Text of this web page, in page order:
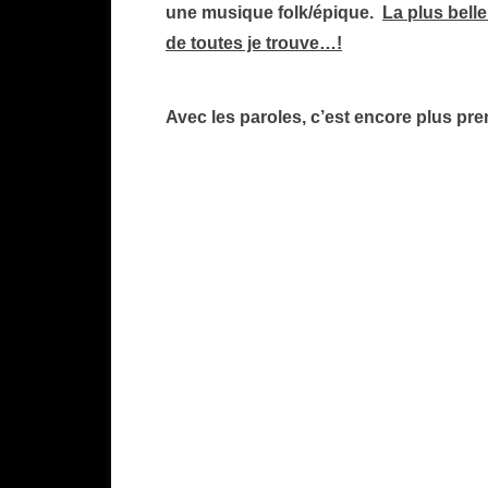
une musique folk/épique.
La plus
de toutes je trouve…!
Avec les paroles, c’est encore plus